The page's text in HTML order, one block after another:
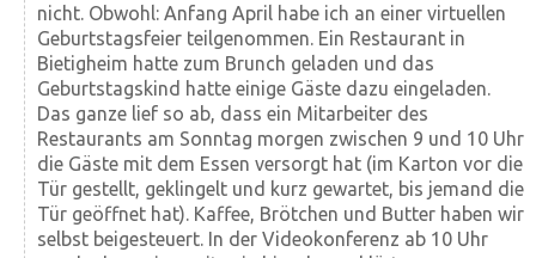
nicht. Obwohl: Anfang April habe ich an einer virtuellen
Geburtstags­feier teilgenommen. Ein Restaurant in
Bietigheim hatte zum Brunch geladen und das
Geburtstags­kind hatte einige Gäste dazu ein­ge­laden.
Das ganze lief so ab, dass ein Mit­arbeiter des
Restaurants am Sonntag morgen zwischen 9 und 10 Uhr
die Gäste mit dem Essen versorgt hat (im Karton vor die
Tür gestellt, geklingelt und kurz gewartet, bis jemand die
Tür geöffnet hat). Kaffee, Brötchen und Butter haben wir
selbst beigesteuert. In der Videokonferenz ab 10 Uhr